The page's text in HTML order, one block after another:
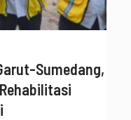
Sumedang,